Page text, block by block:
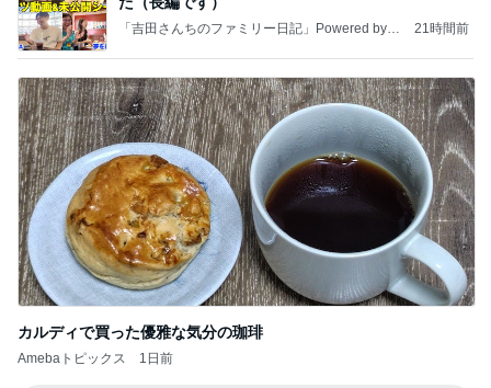
「吉田さんちのファミリー日記」Powered by A
21時間前
カルディで買った優雅な気分の珈琲
Amebaトピックス 1日前